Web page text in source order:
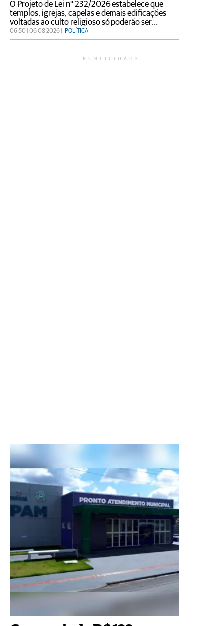
O Projeto de Lei n° 232/2026 estabelece que
templos, igrejas, capelas e demais edificações
voltadas ao culto religioso só poderão ser
tombados mediante autorização expressa e por
escrito da respectiva entidade religiosa
06:50 | 06 08 2026 | POLÍTICA
PUBLICIDADE